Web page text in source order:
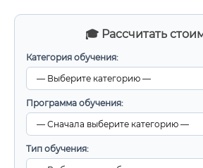
🎓 Рассчитать
Категория обучения:
Программа обучения:
Тип обучения: